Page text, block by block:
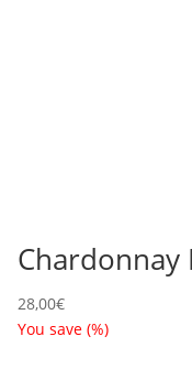
Chardonnay
28,00€
You save(%)